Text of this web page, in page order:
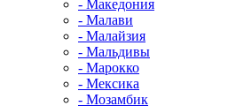
- Македония
- Малави
- Малайзия
- Мальдивы
- Марокко
- Мексика
- Мозамбик